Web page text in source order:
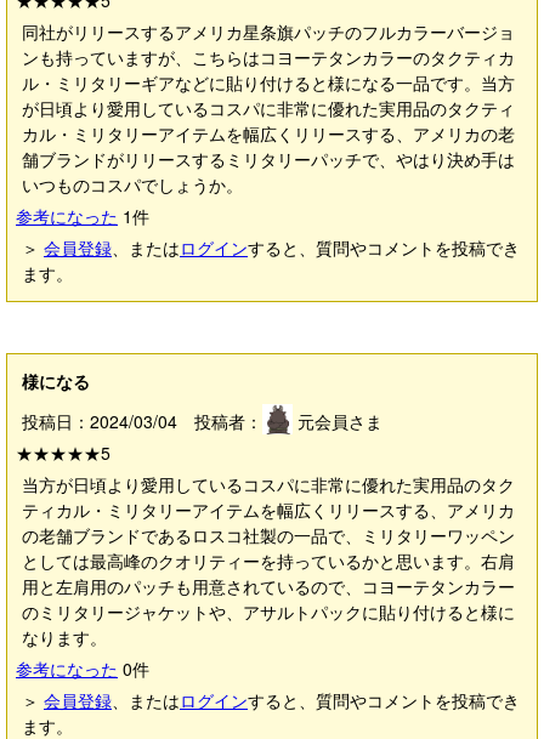
同社がリリースするアメリカ星条旗パッチのフルカラーバージョ
ンも持っていますが、こちらはコヨーテタンカラーのタクティカ
ル・ミリタリーギアなどに貼り付けると様になる一品です。当方
が日頃より愛用しているコスパに非常に優れた実用品のタクティ
カル・ミリタリーアイテムを幅広くリリースする、アメリカの老
舗ブランドがリリースするミリタリーパッチで、やはり決め手は
いつものコスパでしょうか。
参考になった 1件
＞ 会員登録、またはログインすると、質問やコメントを投稿でき
ます。
様になる
投稿日：2024/03/04 投稿者：
元会員さま
★★★★★5
当方が日頃より愛用しているコスパに非常に優れた実用品のタク
ティカル・ミリタリーアイテムを幅広くリリースする、アメリカ
の老舗ブランドであるロスコ社製の一品で、ミリタリーワッペン
としては最高峰のクオリティーを持っているかと思います。右肩
用と左肩用のパッチも用意されているので、コヨーテタンカラー
のミリタリージャケットや、アサルトパックに貼り付けると様に
なります。
参考になった 0件
＞ 会員登録、またはログインすると、質問やコメントを投稿でき
ます。